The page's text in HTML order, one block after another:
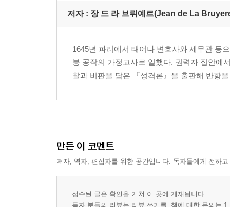
하이에나를 부르는 습성
안정이라는 신기루
신뢰의 마중물
어떻게 서로를 길들일 것인가
저자 : 장 드 라 브뤼예르(Jean de La
1645년 파리에서 태어나 변호사와 세무관 등
봉 공작의 가정교사로 일했다. 권력자 집안에
찰과 비판을 담은 『성격론』을 출판해 반향
만든 이 코멘트
저자, 역자, 편집자를 위한 공간입니다. 독자들에게 전하
접수된 글은 확인을 거쳐 이 곳에 게재됩니다.
독자 분들의 리뷰는 리뷰 쓰기를, 책에 대한 문의는